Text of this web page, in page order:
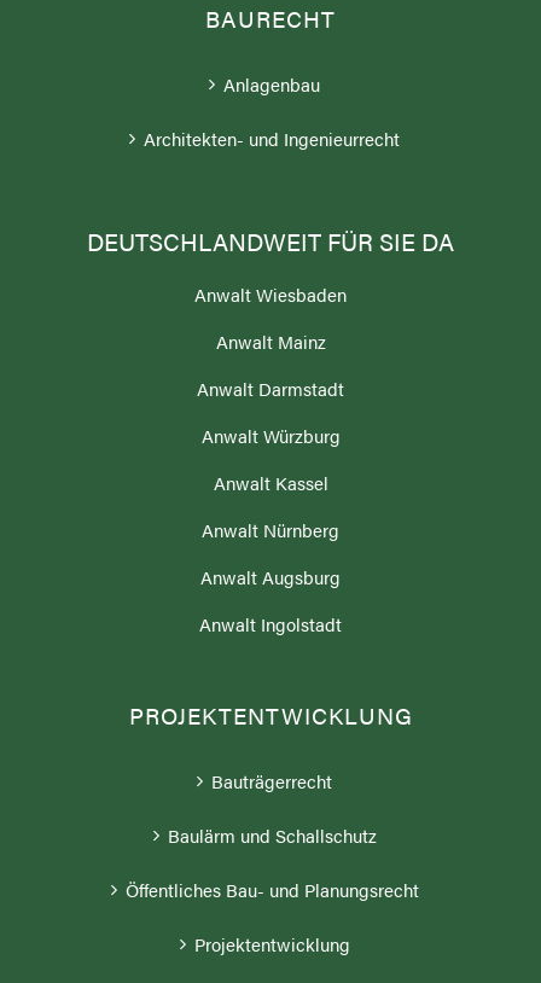
BAURECHT
Anlagenbau
Architekten- und Ingenieurrecht
DEUTSCHLANDWEIT FÜR SIE DA
Anwalt Wiesbaden
Anwalt Mainz
Anwalt Darmstadt
Anwalt Würzburg
Anwalt Kassel
Anwalt Nürnberg
Anwalt Augsburg
Anwalt Ingolstadt
PROJEKTENTWICKLUNG
Bauträgerrecht
Baulärm und Schallschutz
Öffentliches Bau- und Planungsrecht
Projektentwicklung